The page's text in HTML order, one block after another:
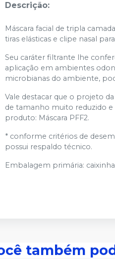
Descrição:
Máscara facial de tripla
tiras elásticas e clipe nasal
Seu caráter filtrante lhe
aplicação em ambientes
microbianas do ambiente,
Vale destacar que o projeto
de tamanho muito reduzido e
produto: Máscara PFF2.
* conforme critérios de
possui respaldo técnico.
Embalagem primária:
também